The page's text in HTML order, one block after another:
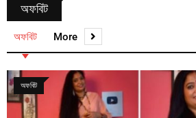
অফবিট
অফবিট More
অফবিট